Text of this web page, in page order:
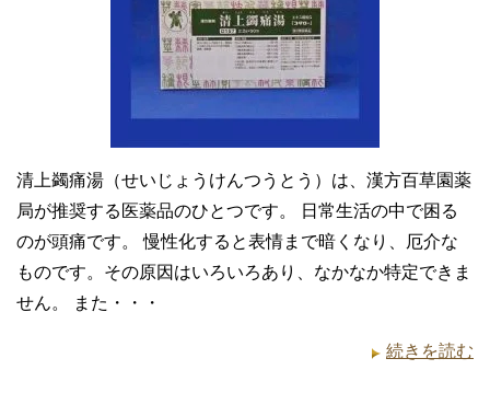
清上蠲痛湯（せいじょうけんつうとう）は、漢方百草園薬
局が推奨する医薬品のひとつです。 日常生活の中で困る
のが頭痛です。 慢性化すると表情まで暗くなり、厄介な
ものです。その原因はいろいろあり、なかなか特定できま
せん。 また・・・
続きを読む